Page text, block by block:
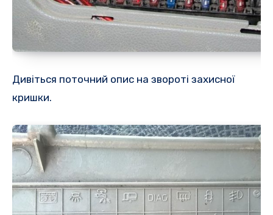
Дивіться поточний опис на звороті захисної
кришки.